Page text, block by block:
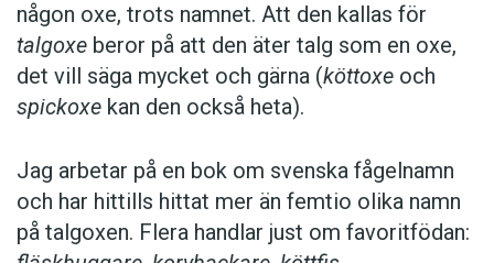
någon oxe, trots namnet. Att den kallas för
talgoxe beror på att den äter talg som en oxe,
det vill säga mycket och gärna (köttoxe och
spickoxe kan den också heta).
Jag arbetar på en bok om svenska fågelnamn
och har hittills hittat mer än femtio olika namn
på talgoxen. Flera handlar just om favoritfödan: